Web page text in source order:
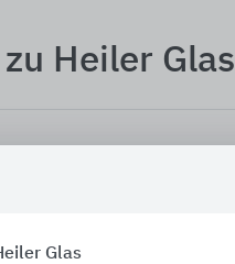
Heiler Glas
Glas